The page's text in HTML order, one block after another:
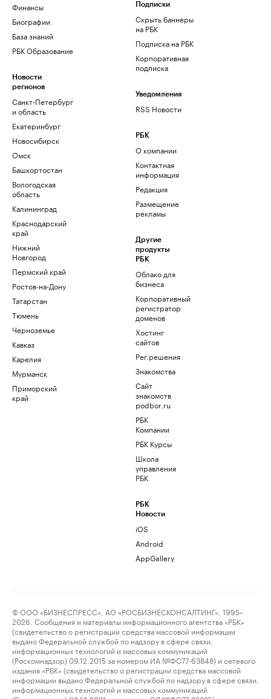
Финансы
Биографии
База знаний
РБК Образование
Новости
регионов
Санкт-Петербург
и область
Екатеринбург
Новосибирск
Омск
Башкортостан
Вологодская
область
Калининград
Краснодарский
край
Нижний
Новгород
Пермский край
Ростов-на-Дону
Татарстан
Тюмень
Черноземье
Кавказ
Карелия
Мурманск
Приморский
край
Подписки
Скрыть баннеры
на РБК
Подписка на РБК
Корпоративная
подписка
Уведомления
RSS Новости
РБК
О компании
Контактная
информация
Редакция
Размещение
рекламы
Другие
продукты
РБК
Облако для
бизнеса
Корпоративный
регистратор
доменов
Хостинг
сайтов
Рег.решения
Знакомства
Сайт
знакомств
podbor.ru
РБК
Компании
РБК Курсы
Школа
управления
РБК
РБК
Новости
iOS
Android
AppGallery
© ООО «БИЗНЕСПРЕСС», АО «РОСБИЗНЕСКОНСАЛТИНГ», 1995–
2026. Сообщения и материалы информационного агентства «РБК»
(свидетельство о регистрации средства массовой информации
выдано Федеральной службой по надзору в сфере связи,
информационных технологий и массовых коммуникаций
(Роскомнадзор) 09.12.2015 за номером ИА №ФС77-63848) и сетевого
издания «РБК» (свидетельство о регистрации средства массовой
информации выдано Федеральной службой по надзору в сфере связи,
информационных технологий и массовых коммуникаций